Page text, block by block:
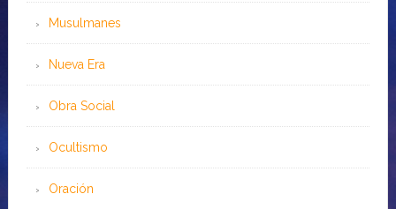
Musulmanes
Nueva Era
Obra Social
Ocultismo
Oración